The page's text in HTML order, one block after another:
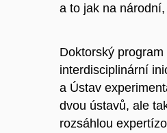
a to jak na
Doktorský
interdisciplinární
a Ústav
dvou ústavů, ale
rozsáhlou